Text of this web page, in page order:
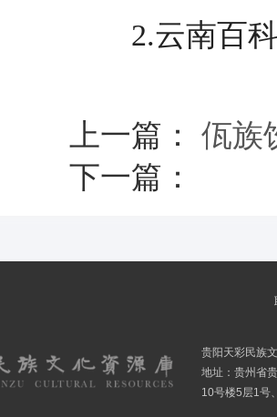
2.云南百科
上一篇： 佤族
下一篇：
贵阳天彩民族
地址：贵州省
10号楼5层1号